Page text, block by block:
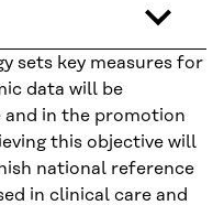
sets key measures for
data will be
in the promotion
this objective will
national reference
in clinical care and